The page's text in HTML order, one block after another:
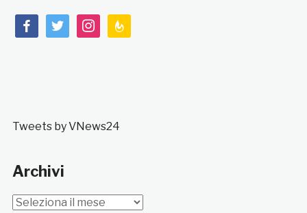
facebooktwitterinstagramfeedburner
Tweets by VNews24
Archivi
Archivi